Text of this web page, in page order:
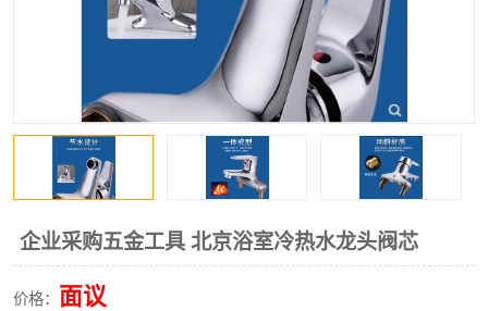
企业采购五金工具 北京浴室冷热水龙头阀芯
价格： 面议